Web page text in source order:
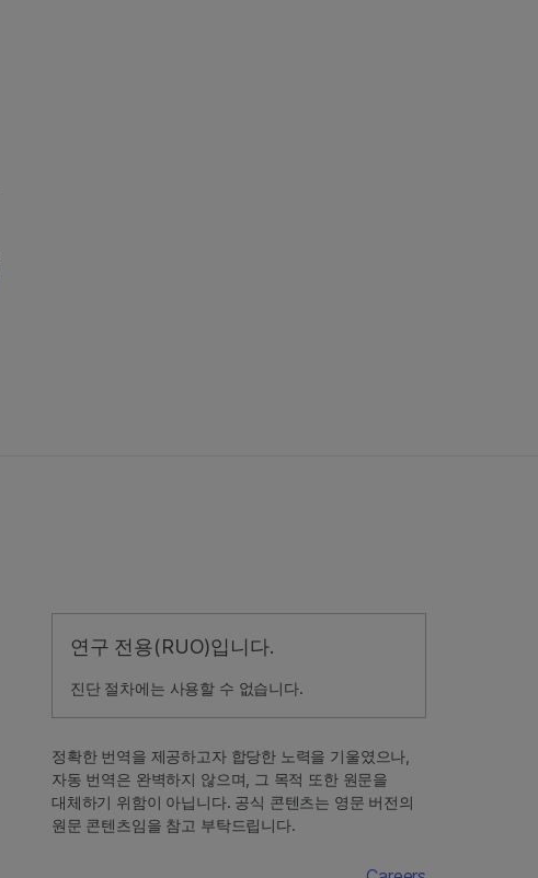
연구 전용(RUO)입니다.
진단 절차에는 사용할 수 없습니다.
정확한 번역을 제공하고자 합당한 노력을 기울였으나,
자동 번역은 완벽하지 않으며, 그 목적 또한 원문을
대체하기 위함이 아닙니다. 공식 콘텐츠는 영문 버전의
원문 콘텐츠임을 참고 부탁드립니다.